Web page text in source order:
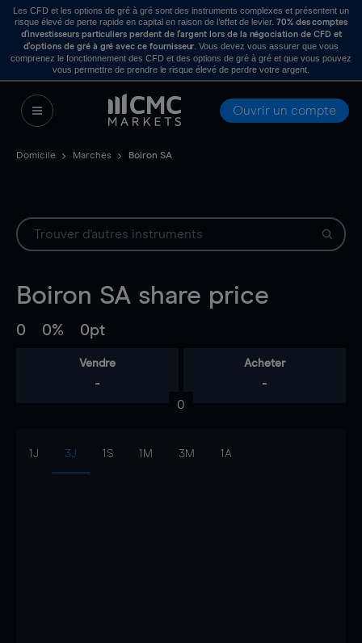
Les CFD et les options de gré à gré sont des instruments complexes et présentent un
risque élevé de perte rapide en capital en raison de l’effet de levier. 70% des comptes
d’investisseurs particuliers perdent de l’argent lors de la négociation de CFD et
d’options de gré à gré avec ce fournisseur . Vous devez vous assurer que vous
comprenez le fonctionnement des CFD et des options de gré à gré et que vous pouvez
vous permettre de prendre le risque élevé de perdre votre argent.
Ouvrir un compte
Domicile Marchés Boiron SA
Boiron SA share price
0 0% 0pt
Vendre
-
Acheter
-
0
1J 3J 1S 1M 3M 1A